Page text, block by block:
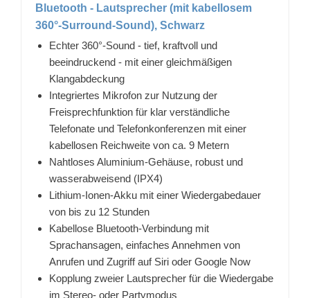
Bluetooth - Lautsprecher (mit kabellosem
360°-Surround-Sound), Schwarz
Echter 360°-Sound - tief, kraftvoll und
beeindruckend - mit einer gleichmäßigen
Klangabdeckung
Integriertes Mikrofon zur Nutzung der
Freisprechfunktion für klar verständliche
Telefonate und Telefonkonferenzen mit einer
kabellosen Reichweite von ca. 9 Metern
Nahtloses Aluminium-Gehäuse, robust und
wasserabweisend (IPX4)
Lithium-Ionen-Akku mit einer Wiedergabedauer
von bis zu 12 Stunden
Kabellose Bluetooth-Verbindung mit
Sprachansagen, einfaches Annehmen von
Anrufen und Zugriff auf Siri oder Google Now
Kopplung zweier Lautsprecher für die Wiedergabe
im Stereo- oder Partymodus